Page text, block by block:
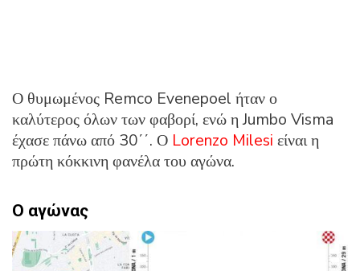
Ο θυμωμένος Remco Evenepoel ήταν ο
καλύτερος όλων των φαβορί, ενώ η Jumbo Visma
έχασε πάνω από 30΄΄. Ο Lorenzo Milesi είναι η
πρώτη κόκκινη φανέλα του αγώνα.
Ο αγώνας